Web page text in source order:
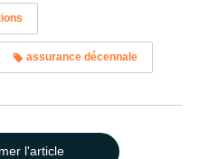
assurance décennale
l'article